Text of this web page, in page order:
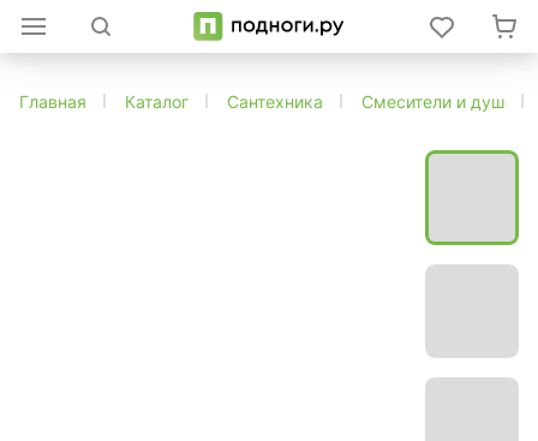
Главная Каталог Сантехника Смесители и душ